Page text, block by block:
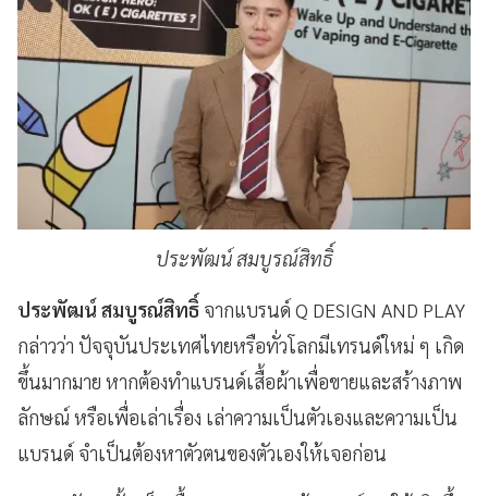
ประพัฒน์ สมบูรณ์สิทธิ์
ประพัฒน์ สมบูรณ์สิทธิ์ จากแบรนด์ Q DESIGN AND PLAY
กล่าวว่า ปัจจุบันประเทศไทยหรือทั่วโลกมีเทรนด์ใหม่ ๆ เกิด
ขึ้นมากมาย หากต้องทำแบรนด์เสื้อผ้าเพื่อขายและสร้างภาพ
ลักษณ์ หรือเพื่อเล่าเรื่อง เล่าความเป็นตัวเองและความเป็น
แบรนด์ จำเป็นต้องหาตัวตนของตัวเองให้เจอก่อน